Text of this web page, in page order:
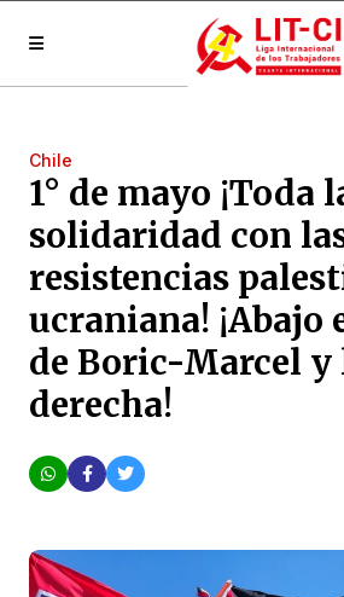
Chile
1° de mayo ¡Toda
solidaridad con
resistencias
ucraniana! ¡Abajo
de Boric-Marcel y
derecha!